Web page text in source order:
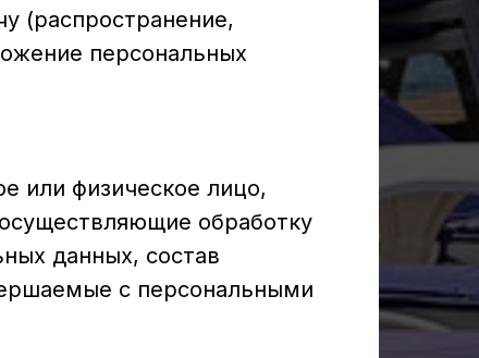
(распространение,
персональных
или физическое лицо,
обработку
данных, состав
с персональными